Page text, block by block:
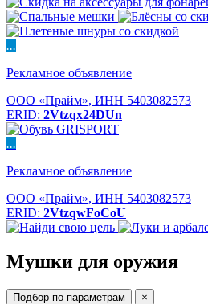
...
Рекламное объявление
ООО «Прайм», ИНН 5403082573
ERID: 2Vtzqx24DUn
...
Рекламное объявление
ООО «Прайм», ИНН 5403082573
ERID: 2VtzqwFoCoU
Мушки для оружия
Подбор по параметрам ×